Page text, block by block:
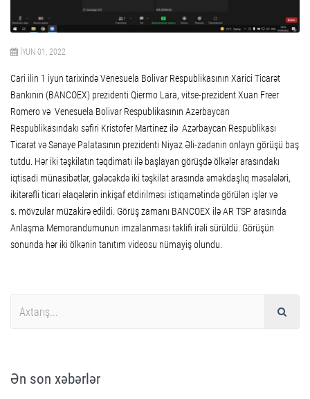
İYUN 01, 2022
Cari ilin 1 iyun tarixində Venesuela Bolivar Respublikasının Xarici Ticarət
Bankının (BANCOEX) prezidenti Qiermo Lara, vitse-prezident Xuan Freer
Romero və Venesuela Bolivar Respublikasının Azərbaycan
Respublikasındakı səfiri Kristofer Martinez ilə Azərbaycan Respublikası
Ticarət və Sənaye Palatasının prezidenti Niyaz Əli-zadənin onlayn görüşü baş
tutdu. Hər iki təşkilatın təqdimatı ilə başlayan görüşdə ölkələr arasındakı
iqtisadi münasibətlər, gələcəkdə iki təşkilat arasında əməkdaşlıq məsələləri,
ikitərəfli ticari əlaqələrin inkişaf etdirilməsi istiqamətində görülən işlər və
s. mövzular müzakirə edildi. Görüş zamanı BANCOEX ilə AR TSP arasında
Anlaşma Memorandumunun imzalanması təklifi irəli sürüldü. Görüşün
sonunda hər iki ölkənin tanıtım videosu nümayiş olundu.
Ən son xəbərlər